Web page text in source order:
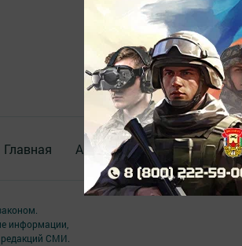
Главная Актуальное видео
информации,
СМИ.